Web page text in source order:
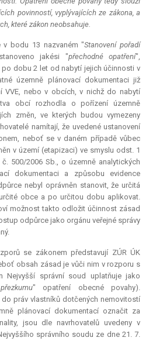
povinností, vyplývajících ze zákona, a
které zákon neobsahuje.
v bodu 13 nazvaném "Stanovení pořadí
jakési "přechodné opatření",
dobu 2 let od nabytí jejich účinnosti v
územně plánovací dokumentaci již
VVE, nebo v obcích, v nichž do nabytí
obcí rozhodla o pořízení územně
změn, ve kterých budou vymezeny
namítají, že uvedené ustanovení
neboť se v daném případě vůbec
v území (etapizaci) ve smyslu odst. 1
500/2006 Sb., o územně analytických
dokumentaci a způsobu evidence
nebyl oprávněn stanovit, že určitá
obce a po určitou dobu aplikovat.
možnost takto odložit účinnost zásad
odpůrce jako orgánu veřejné správy
se zákonem představují ZÚR ÚK
obsah zásad je vůči nim v rozporu s
Nejvyšší správní soud uplatňuje jako
" opatření obecné povahy).
práv vlastníků dotčených nemovitostí
plánovací dokumentací označit za
jsou dle navrhovatelů uvedeny v
správního soudu ze dne 21. 7.